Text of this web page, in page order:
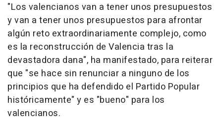
"Los valencianos van a tener unos presupuestos
y van a tener unos presupuestos para afrontar
algún reto extraordinariamente complejo, como
es la reconstrucción de Valencia tras la
devastadora dana", ha manifestado, para reiterar
que "se hace sin renunciar a ninguno de los
principios que ha defendido el Partido Popular
históricamente" y es "bueno" para los
valencianos.